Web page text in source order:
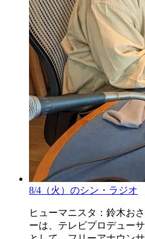
8/4（火）のシン・ラジオ
ヒューマニスタ：鈴木お
ーは、テレビプロデュー